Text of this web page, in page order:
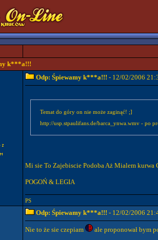
k***a!!!
Odp: Śpiewamy k***a!!! - 12/02/2006
Temat do góry on nie może zaginąć! ;]
http://usp.stpaulifans.de/barca_ynwa.wmv - po
Mi sie To Zajebiscie Podoba Aż Mialem kurwa
POGOŃ & LEGIA
PS
Odp: Śpiewamy k***a!!! - 12/02/2006
Nie to że sie czepiam ale proponował bym